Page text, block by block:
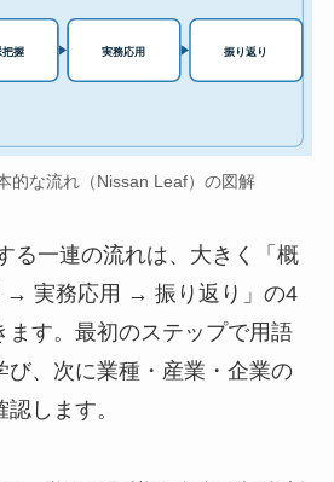
把握 実務応用 振り返り
的な流れ（Nissan Leaf）の図解
る一連の流れは、大きく「概
実務応用 → 振り返り」の4
ます。最初のステップで用語
び、次に業種・産業・企業の
します。